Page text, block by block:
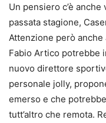
Un pensiero c’è
passata stagione,
Attenzione però anche
Fabio Artico potrebbe
nuovo direttore
personale jolly,
emerso e che
tutt’altro che remota.